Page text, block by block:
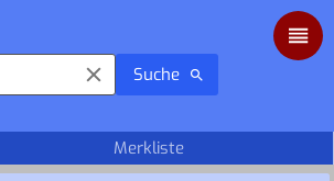
Suche
Merkliste